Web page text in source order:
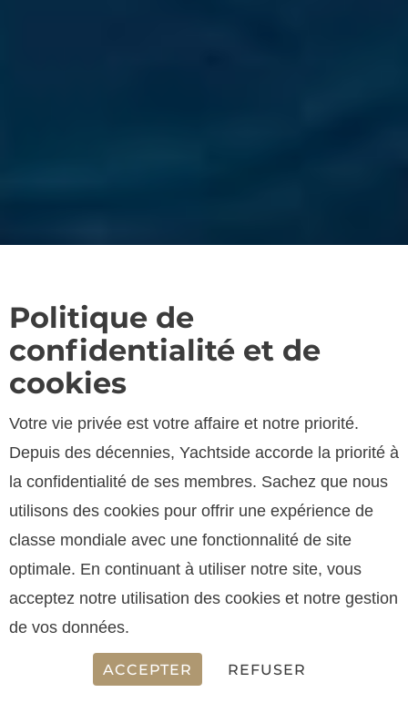
SPECIFICATIONS
LONGUEUR
15.90 m
Politique de
confidentialité et de
cookies
Votre vie privée est votre affaire et notre priorité.
Depuis des décennies, Yachtside accorde la priorité à
la confidentialité de ses membres. Sachez que nous
utilisons des cookies pour offrir une expérience de
classe mondiale avec une fonctionnalité de site
optimale. En continuant à utiliser notre site, vous
acceptez notre utilisation des cookies et notre gestion
de vos données.
ACCEPTER REFUSER